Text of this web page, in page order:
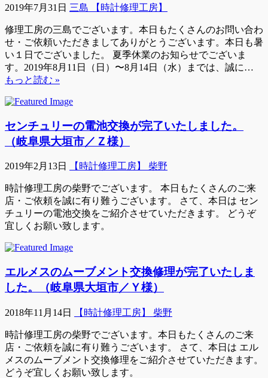
2019年7月31日 三島 【時計修理工房】
修理工房の三島でございます。本日もたくさんのお問い合わ
せ・ご依頼いただきましてありがとうございます。本日も暑
い１日でございました。 夏季休業のお知らせでございま
す。2019年8月11日（日）〜8月14日（水）までは、誠に…
もっと読む »
センチュリーの電池交換が完了いたしました。
（岐阜県大垣市／Ｚ様）
2019年2月13日 【時計修理工房】 柴野
時計修理工房の柴野でございます。 本日もたくさんのご来
店・ご依頼を誠に有り難うございます。 さて、本日は セン
チュリーの電池交換をご紹介させていただきます。 どうぞ
宜しくお願い致します。
エルメスのムーブメント交換修理が完了いたしま
した。（岐阜県大垣市／Ｙ様）
2018年11月14日 【時計修理工房】 柴野
時計修理工房の柴野でございます。本日もたくさんのご来
店・ご依頼を誠に有り難うございます。 さて、本日は エル
メスのムーブメント交換修理をご紹介させていただきます。
どうぞ宜しくお願い致します。